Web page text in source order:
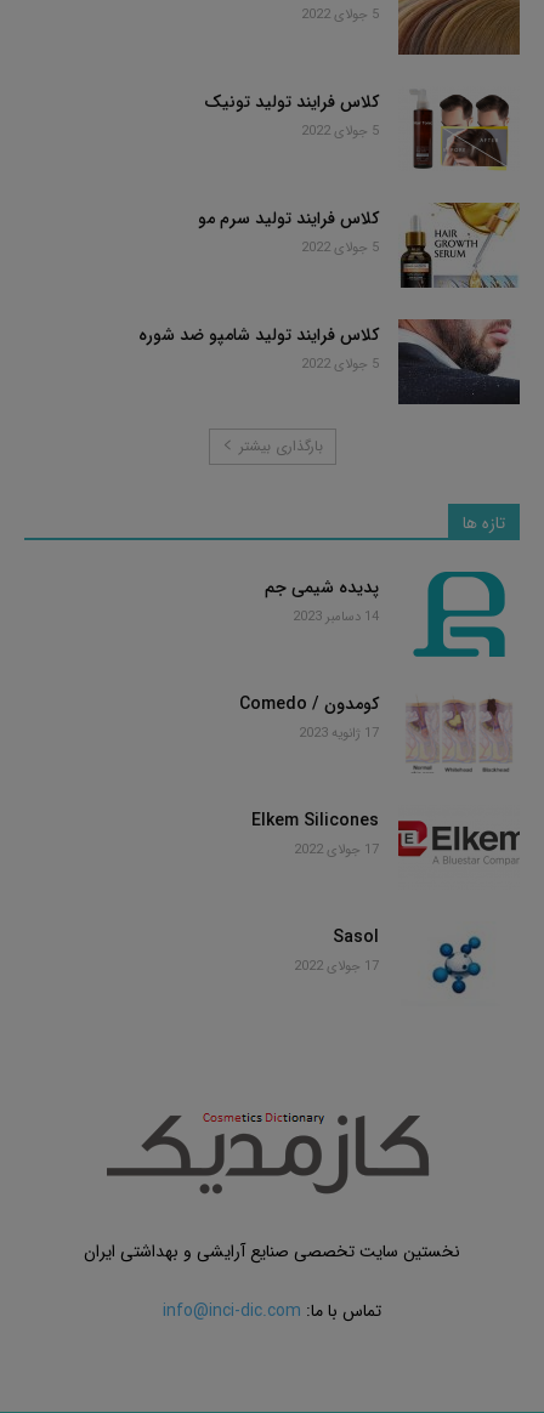
5 جولای 2022
کلاس فرایند تولید تونیک
5 جولای 2022
کلاس فرایند تولید سرم مو
5 جولای 2022
کلاس فرایند تولید شامپو ضد شوره
5 جولای 2022
بارگذاری بیشتر
تازه ها
پدیده شیمی جم
14 دسامبر 2023
کومدون / Comedo
17 ژانویه 2023
Elkem Silicones
17 جولای 2022
Sasol
17 جولای 2022
نخستین سایت تخصصی صنایع آرایشی و بهداشتی ایران
تماس با ما: info@inci-dic.com